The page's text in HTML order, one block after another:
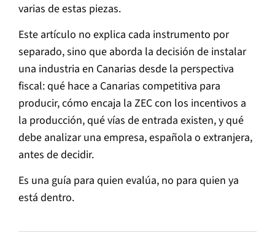
varias de estas piezas.
Este artículo no explica cada instrumento por
separado, sino que aborda la decisión de instalar
una industria en Canarias desde la perspectiva
fiscal: qué hace a Canarias competitiva para
producir, cómo encaja la ZEC con los incentivos a
la producción, qué vías de entrada existen, y qué
debe analizar una empresa, española o extranjera,
antes de decidir.
Es una guía para quien evalúa, no para quien ya
está dentro.